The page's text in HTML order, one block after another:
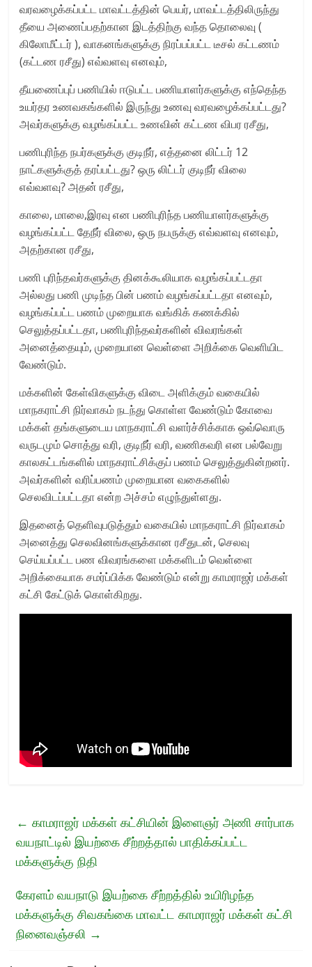
வரவழைக்கப்பட்ட மாவட்டத்தின் பெயர், மாவட்டத்திலிருந்து
தீயை அணைப்பதற்கான இடத்திற்கு வந்த தொலைவு (
கிலோமீட்டர் ), வாகனங்களுக்கு நிரப்பப்பட்ட டீசல் கட்டணம்
(கட்டண ரசீது) எவ்வளவு எனவும்,
தீயணைப்புப் பணியில் ஈடுபட்ட பணியாளர்களுக்கு எந்தெந்த
உயர்தர உணவகங்களில் இருந்து உணவு வரவழைக்கப்பட்டது?
அவர்களுக்கு வழங்கப்பட்ட உணவின் கட்டண விபர ரசீது,
பணிபுரிந்த நபர்களுக்கு குடிநீர், எத்தனை லிட்டர் 12
நாட்களுக்குத் தரப்பட்டது? ஒரு லிட்டர் குடிநீர் விலை
எவ்வளவு? அதன் ரசீது,
காலை, மாலை,இரவு என பணிபுரிந்த பணியாளர்களுக்கு
வழங்கப்பட்ட தேநீர் விலை, ஒரு நபருக்கு எவ்வளவு எனவும்,
அதற்கான ரசீது,
பணி புரிந்தவர்களுக்கு தினக்கூலியாக வழங்கப்பட்டதா
அல்லது பணி முடிந்த பின் பணம் வழங்கப்பட்டதா எனவும்,
வழங்கப்பட்ட பணம் முறையாக வங்கிக் கணக்கில்
செலுத்தப்பட்டதா, பணிபுரிந்தவர்களின் விவரங்கள்
அனைத்தையும், முறையான வெள்ளை அறிக்கை வெளியிட
வேண்டும்.
மக்களின் கேள்விகளுக்கு விடை அளிக்கும் வகையில்
மாநகராட்சி நிர்வாகம் நடந்து கொள்ள வேண்டும் கோவை
மக்கள் தங்களுடைய மாநகராட்சி வளர்ச்சிக்காக ஒவ்வொரு
வருடமும் சொத்து வரி, குடிநீர் வரி, வணிகவரி என பல்வேறு
காலகட்டங்களில் மாநகராட்சிக்குப் பணம் செலுத்துகின்றனர்.
அவர்களின் வரிப்பணம் முறையான வகைகளில்
செலவிடப்பட்டதா என்ற அச்சம் எழுந்துள்ளது.
இதனைத் தெளிவுபடுத்தும் வகையில் மாநகராட்சி நிர்வாகம்
அனைத்து செலவினங்களுக்கான ரசீதுடன், செலவு
செய்யப்பட்ட பண விவரங்களை மக்களிடம் வெள்ளை
அறிக்கையாக சமர்ப்பிக்க வேண்டும் என்று காமராஜர் மக்கள்
கட்சி கேட்டுக் கொள்கிறது.
← காமராஜர் மக்கள் கட்சியின் இளைஞர் அணி சார்பாக
வயநாட்டில் இயற்கை சீற்றத்தால் பாதிக்கப்பட்ட
மக்களுக்கு நிதி
கேரளம் வயநாடு இயற்கை சீற்றத்தில் உயிரிழந்த
மக்களுக்கு சிவகங்கை மாவட்ட காமராஜர் மக்கள் கட்சி
நினைவஞ்சலி →